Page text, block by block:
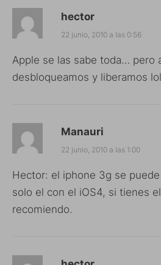
hector
22 junio, 2010 a las 0:56
Apple se las sabe toda… pero
desbloqueamos y liberamos lol
Manauri
22 junio, 2010 a las 1:00
Hector: el iphone 3g se
solo el con el iOS4, si tienes
recomiendo.